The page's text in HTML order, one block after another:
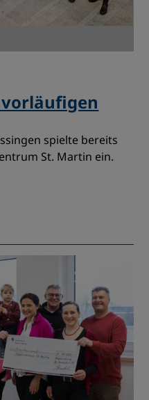
spielte bereits
St. Martin ein.